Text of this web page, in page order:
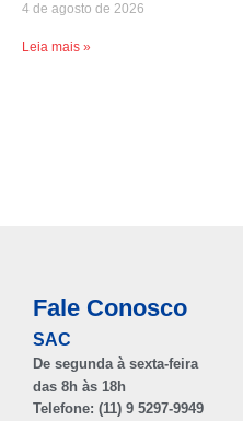
4 de agosto de 2026
Leia mais »
Fale Conosco
SAC
De segunda à sexta-feira
das 8h às 18h
Telefone: (11) 9 5297-9949